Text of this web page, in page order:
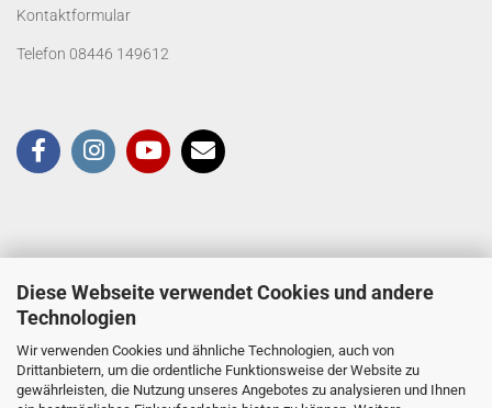
Diese Webseite verwendet Cookies und andere
Technologien
Wir verwenden Cookies und ähnliche Technologien, auch von
Drittanbietern, um die ordentliche Funktionsweise der Website zu
gewährleisten, die Nutzung unseres Angebotes zu analysieren und Ihnen
Kontaktformular
Telefon 08446 149612